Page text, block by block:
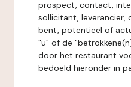
prospect, contact,
sollicitant, leverancier,
bent, potentieel of
"u" of de
door het restaurant
bedoeld hieronder in